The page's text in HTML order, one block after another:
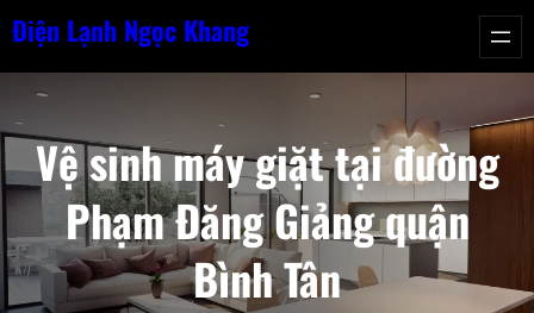
Chuyển
nội
dung
Điện Lạnh Ngọc Khang
Vệ sinh máy giặt tại đường
Phạm Đăng Giảng quận
Bình Tân